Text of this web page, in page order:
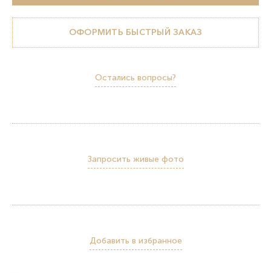
ОФОРМИТЬ БЫСТРЫЙ ЗАКАЗ
Остались вопросы?
Запросить живые фото
Добавить в избранное